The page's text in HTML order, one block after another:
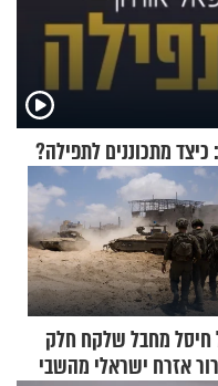
מתכוננים לתפילה?
מחבל שלקח חלק
אזרח ישראלי מהשבי